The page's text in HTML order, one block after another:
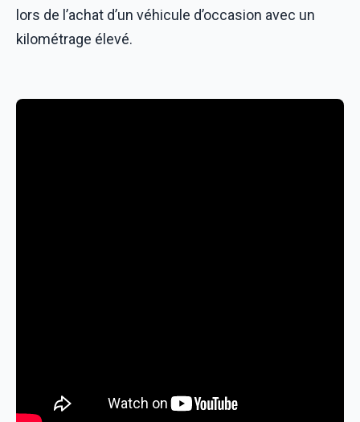
lors de l’achat d’un véhicule d’occasion avec un
kilométrage élevé.